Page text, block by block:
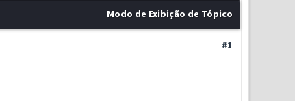
Modo de Exibição de Tópico
#1